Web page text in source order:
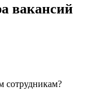
вакансий
сотрудникам?